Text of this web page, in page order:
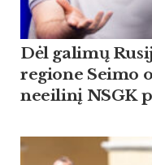
Dėl galimų
regione Seimo
neeilinį NSGK